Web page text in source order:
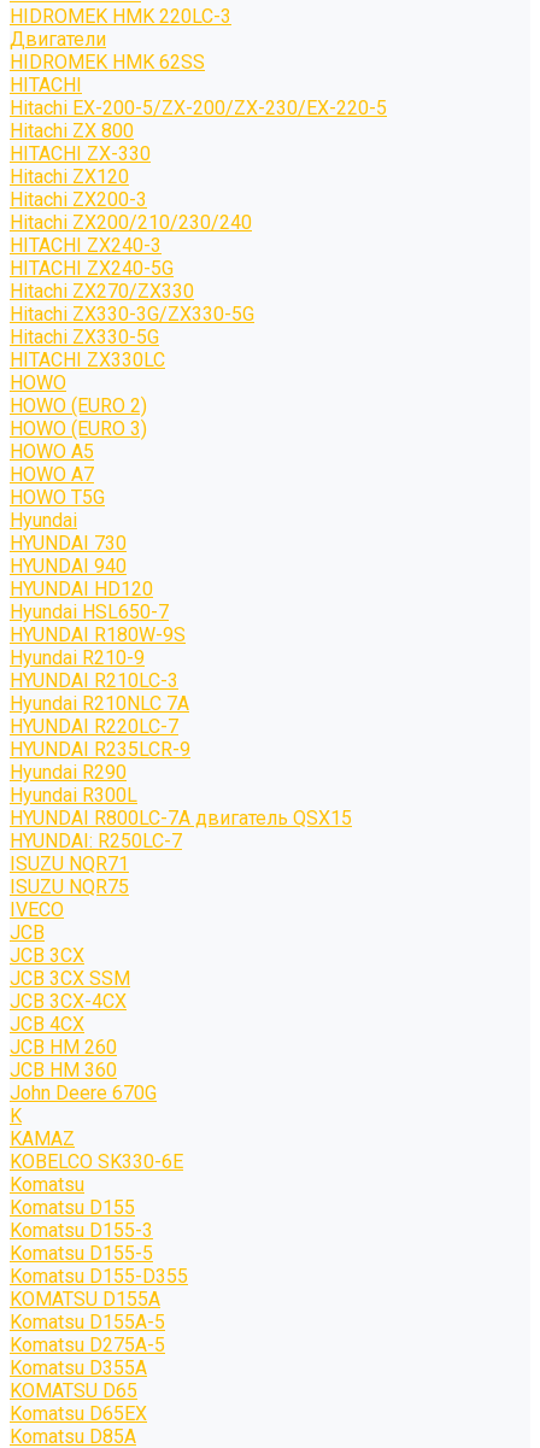
HIDROMEK HMK 220LC-3
Двигатели
HIDROMEK HMK 62SS
HITACHI
Hitachi EX-200-5/ZX-200/ZX-230/EX-220-5
Hitachi ZX 800
HITACHI ZX-330
Hitachi ZX120
Hitachi ZX200-3
Hitachi ZX200/210/230/240
HITACHI ZX240-3
HITACHI ZX240-5G
Hitachi ZX270/ZX330
Hitachi ZX330-3G/ZX330-5G
Hitachi ZX330-5G
HITACHI ZX330LC
HOWO
HOWO (EURO 2)
HOWO (EURO 3)
HOWO A5
HOWO A7
HOWO T5G
Hyundai
HYUNDAI 730
HYUNDAI 940
HYUNDAI HD120
Hyundai HSL650-7
HYUNDAI R180W-9S
Hyundai R210-9
HYUNDAI R210LC-3
Hyundai R210NLC 7A
HYUNDAI R220LC-7
HYUNDAI R235LCR-9
Hyundai R290
Hyundai R300L
HYUNDAI R800LC-7A двигатель QSX15
HYUNDAI: R250LC-7
ISUZU NQR71
ISUZU NQR75
IVECO
JCB
JCB 3CX
JCB 3CX SSM
JCB 3CX-4CX
JCB 4CX
JCB HM 260
JCB HM 360
John Deere 670G
K
KAMAZ
KOBELCO SK330-6E
Komatsu
Komatsu D155
Komatsu D155-3
Komatsu D155-5
Komatsu D155-D355
KOMATSU D155A
Komatsu D155A-5
Komatsu D275A-5
Komatsu D355A
KOMATSU D65
Komatsu D65EX
Komatsu D85A